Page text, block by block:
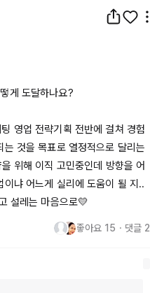
게 도달하나요?
영업 전략기획 전반에 걸쳐 경험
위해 이직 고민중인데 방향을 어
냐 어느게 실리에 도움이 될 지..
설레는 마음으로💛
좋아요 15 ・ 댓글 2